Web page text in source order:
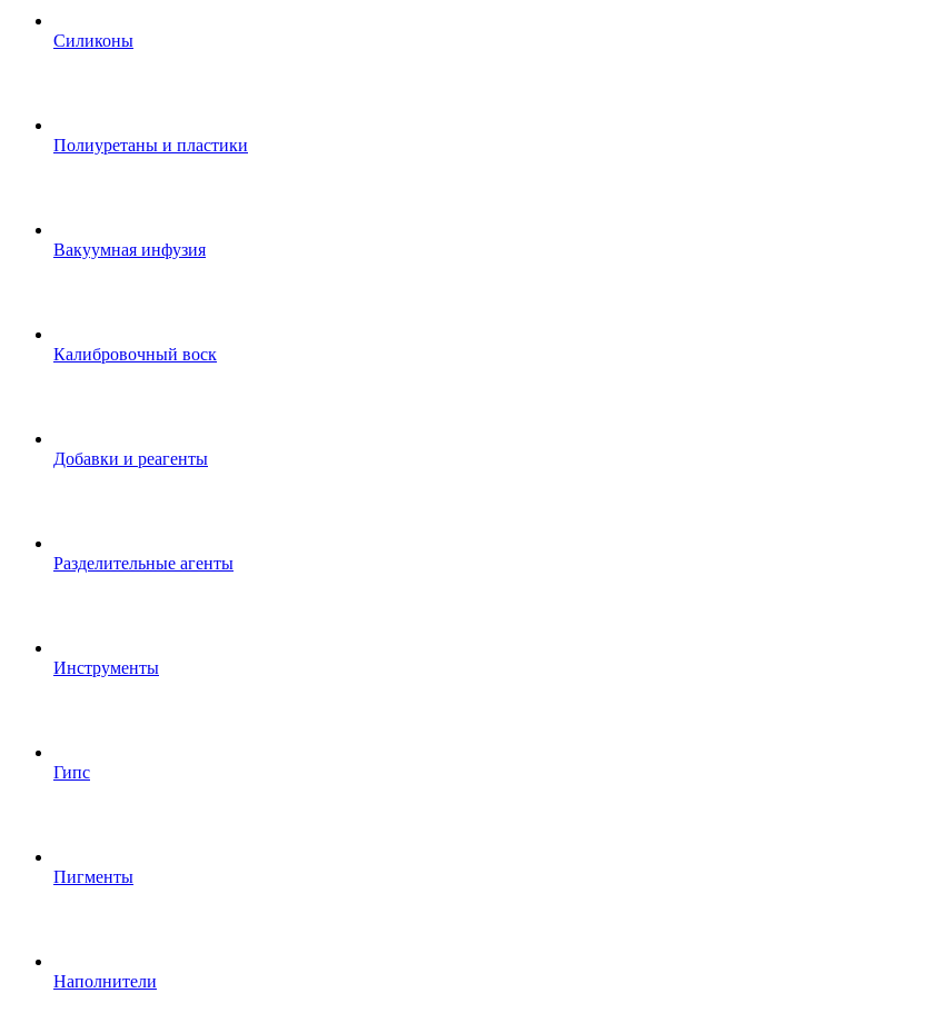
Силиконы
Полиуретаны и пластики
Вакуумная инфузия
Калибровочный воск
Добавки и реагенты
Разделительные агенты
Инструменты
Гипс
Пигменты
Наполнители